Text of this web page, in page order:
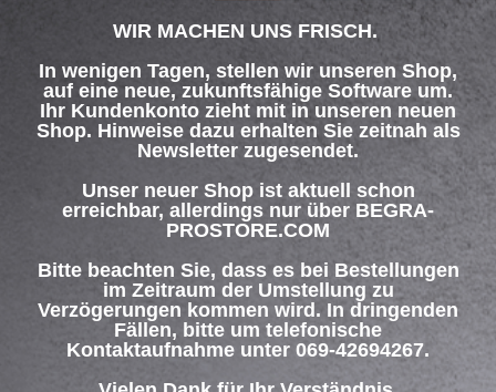
WIR MACHEN UNS FRISCH.
In wenigen Tagen, stellen wir unseren Shop,
auf eine neue, zukunftsfähige Software um.
Ihr Kundenkonto zieht mit in unseren neuen
Shop. Hinweise dazu erhalten Sie zeitnah als
Newsletter zugesendet.
Unser neuer Shop ist aktuell schon
erreichbar, allerdings nur über BEGRA-
PROSTORE.COM
Bitte beachten Sie, dass es bei Bestellungen
im Zeitraum der Umstellung zu
Verzögerungen kommen wird. In dringenden
Fällen, bitte um telefonische
Kontaktaufnahme unter 069-42694267.
SERVICE HOTLINE
INFORMATIONEN
Über uns Hilfe / Support Kontakt
Versand und Zahlungsbedingungen Widerrufsrecht Datenschutz
AGB Impressum